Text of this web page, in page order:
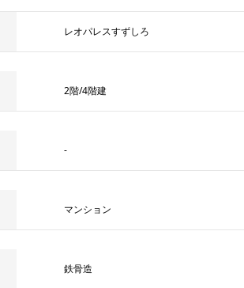
レオパレスすずしろ
2階/4階建
-
マンション
鉄骨造